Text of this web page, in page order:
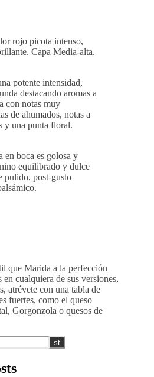
rojo picota intenso,
Capa Media-alta.
potente intensidad,
destacando aromas a
con notas muy
de ahumados, notas a
y una punta floral.
en boca es golosa y
equilibrado y dulce
pulido, post-gusto
que Marida a la perfección
en cualquiera de sus versiones,
atrévete con una tabla de
fuertes, como el queso
Gorgonzola o quesos de